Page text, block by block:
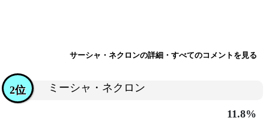
サーシャ・ネクロンの詳細・すべてのコメントを見る
ミーシャ・ネクロン
2位
11.8%